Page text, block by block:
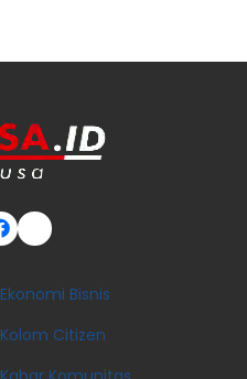
Ekonomi Bisnis
Kolom Citizen